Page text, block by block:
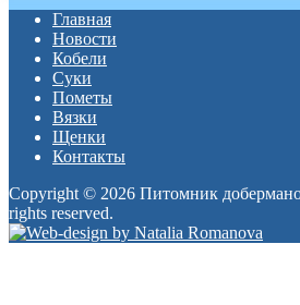
Главная
Новости
Кобели
Суки
Пометы
Вязки
Щенки
Контакты
Copyright © 2026 Питомник
rights reserved.